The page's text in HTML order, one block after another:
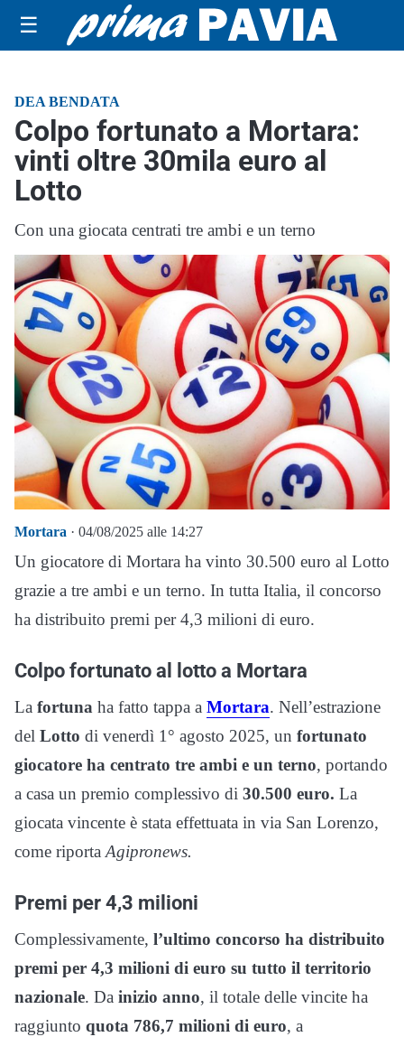
☰
DEA BENDATA
Colpo fortunato a Mortara:
vinti oltre 30mila euro al
Lotto
Con una giocata centrati tre ambi e un terno
Mortara · 04/08/2025 alle 14:27
Un giocatore di Mortara ha vinto 30.500 euro al Lotto
grazie a tre ambi e un terno. In tutta Italia, il concorso
ha distribuito premi per 4,3 milioni di euro.
Colpo fortunato al lotto a Mortara
La fortuna ha fatto tappa a Mortara. Nell’estrazione
del Lotto di venerdì 1° agosto 2025, un fortunato
giocatore ha centrato tre ambi e un terno, portando
a casa un premio complessivo di 30.500 euro. La
giocata vincente è stata effettuata in via San Lorenzo,
come riportaAgipronews.
Premi per 4,3 milioni
Complessivamente, l’ultimo concorso ha distribuito
premi per 4,3 milioni di euro su tutto il territorio
nazionale. Da inizio anno, il totale delle vincite ha
raggiunto quota 786,7 milioni di euro, a